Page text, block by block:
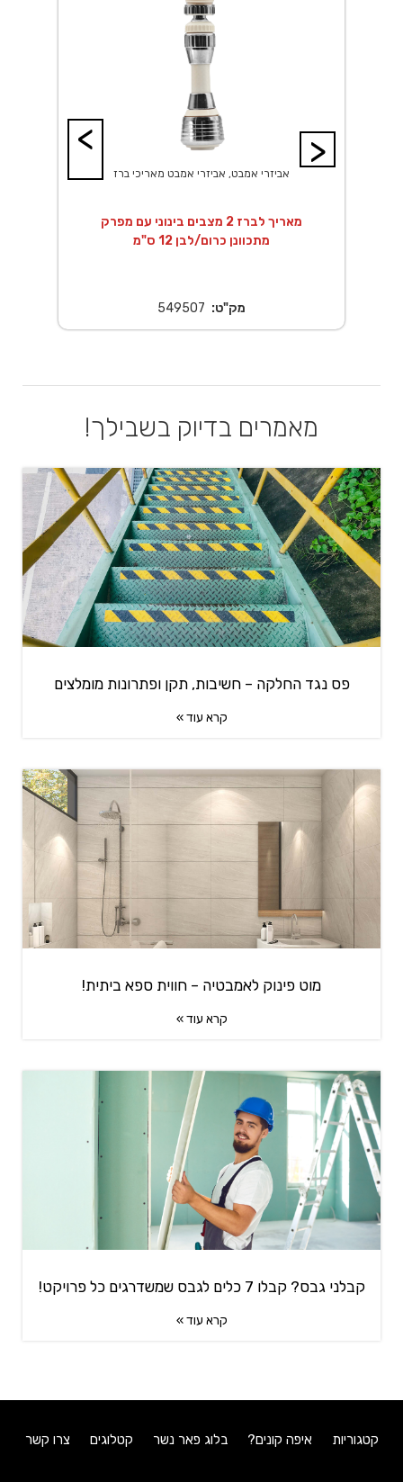
>
אביזרי אמבט, אביזרי אמבט מאריכי ברז
מאריך לברז 2 מצבים בינוני עם מפרק
מתכוונן כרום/לבן 12 ס"מ
מק"ט: 549507
<
מאמרים בדיוק בשבילך!
פס נגד החלקה – חשיבות, תקן ופתרונות מומלצים
קרא עוד »
מוט פינוק לאמבטיה – חווית ספא ביתית!
קרא עוד »
קבלני גבס? קבלו 7 כלים לגבס שמשדרגים כל פרויקט!
קרא עוד »
קטגוריות איפה קונים? בלוג פאר נשר קטלוגים צרו קשר